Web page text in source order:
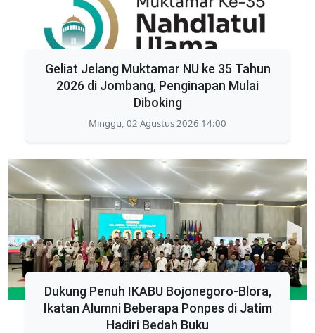
Geliat Jelang Muktamar NU ke 35 Tahun
2026 di Jombang, Penginapan Mulai
Diboking
Minggu, 02 Agustus 2026 14:00
Dukung Penuh IKABU Bojonegoro-Blora,
Ikatan Alumni Beberapa Ponpes di Jatim
Hadiri Bedah Buku